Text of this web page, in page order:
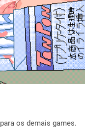
para os demais games.